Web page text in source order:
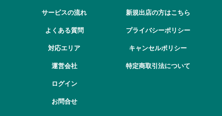
サービスの流れ
よくある質問
対応エリア
運営会社
ログイン
お問合せ
新規出店の方はこちら
プライバシーポリシー
キャンセルポリシー
特定商取引法について